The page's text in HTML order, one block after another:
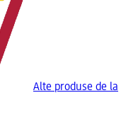
Alte produse de la